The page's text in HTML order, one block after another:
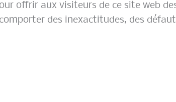
offrir aux visiteurs de ce site web
des inexactitudes, des